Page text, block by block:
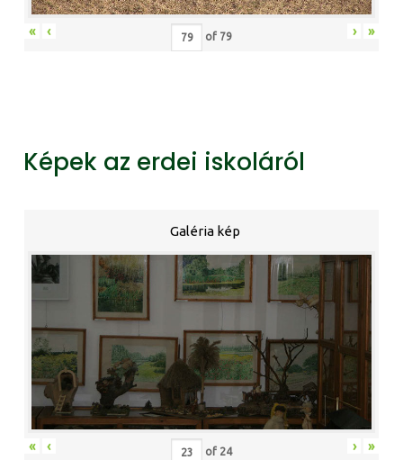
« ‹ of 79 › »
Képek az erdei iskoláról
Galéria kép
« ‹ of 24 › »